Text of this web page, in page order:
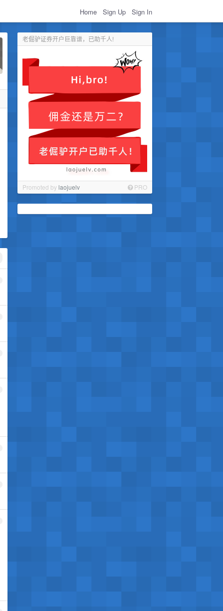
Home Sign Up Sign In
老倔驴证券开户巨靠谱，已助千人!
Promoted bylaojuelv PRO